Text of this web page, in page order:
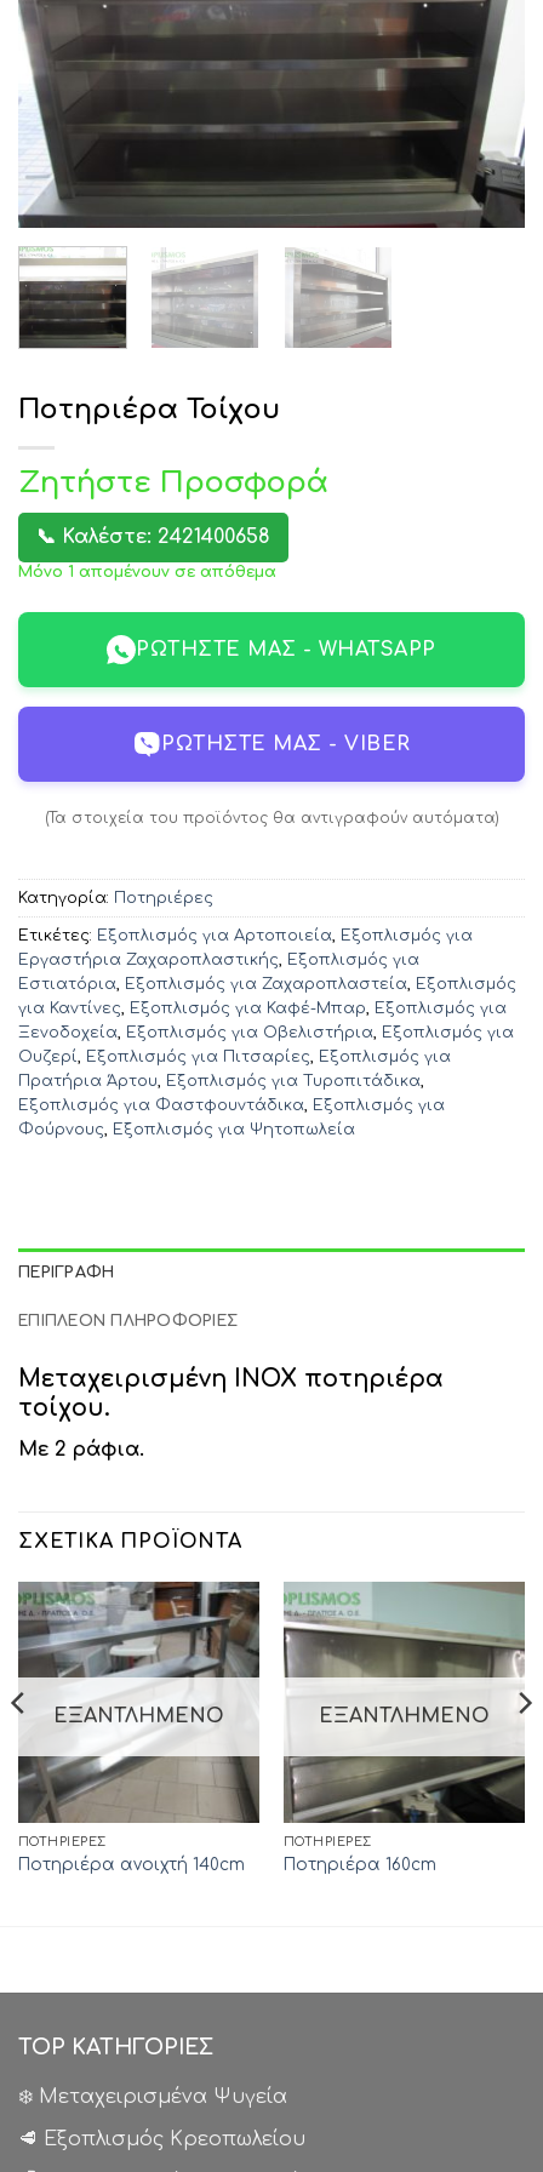
Ποτηριέρα Τοίχου
Ζητήστε Προσφορά
📞 Καλέστε: 2421400658
Μόνο 1 απομένουν σε απόθεμα
ΡΩΤΉΣΤΕ ΜΑΣ - WHATSAPP
ΡΩΤΉΣΤΕ ΜΑΣ - VIBER
(Τα στοιχεία του προϊόντος θα αντιγραφούν αυτόματα)
Κατηγορία: Ποτηριέρες
Ετικέτες: Εξοπλισμός για Αρτοποιεία, Εξοπλισμός για
Εργαστήρια Ζαχαροπλαστικής, Εξοπλισμός για
Εστιατόρια, Εξοπλισμός για Ζαχαροπλαστεία, Εξοπλισμός
για Καντίνες, Εξοπλισμός για Καφέ-Μπαρ, Εξοπλισμός για
Ξενοδοχεία, Εξοπλισμός για Οβελιστήρια, Εξοπλισμός για
Ουζερί, Εξοπλισμός για Πιτσαρίες, Εξοπλισμός για
Πρατήρια Άρτου, Εξοπλισμός για Τυροπιτάδικα,
Εξοπλισμός για Φαστφουντάδικα, Εξοπλισμός για
Φούρνους, Εξοπλισμός για Ψητοπωλεία
ΠΕΡΙΓΡΑΦΉ
ΕΠΙΠΛΈΟΝ ΠΛΗΡΟΦΟΡΊΕΣ
Μεταχειρισμένη INOX ποτηριέρα
τοίχου.
Με 2 ράφια.
ΣΧΕΤΙΚΆ ΠΡΟΪΌΝΤΑ
ΕΞΑΝΤΛΗΜΈΝΟ
ΠΟΤΗΡΙΈΡΕΣ
Ποτηριέρα ανοιχτή 140cm
ΕΞΑΝΤΛΗΜΈΝΟ
ΠΟΤΗΡΙΈΡΕΣ
Ποτηριέρα 160cm
TOP ΚΑΤΗΓΟΡΙΕΣ
❄️ Μεταχειρισμένα Ψυγεία
🥩 Εξοπλισμός Κρεοπωλείου